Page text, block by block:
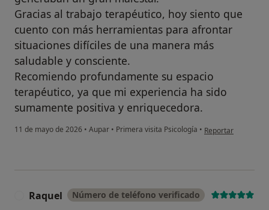
Gracias al trabajo terapéutico, hoy siento que
cuento con más herramientas para afrontar
situaciones difíciles de una manera más
saludable y consciente.
Recomiendo profundamente su espacio
terapéutico, ya que mi experiencia ha sido
sumamente positiva y enriquecedora.
11 de mayo de 2026 • Aupar • Primera visita Psicología • en opinión del
Reportar
Raquel Número de teléfono verificado